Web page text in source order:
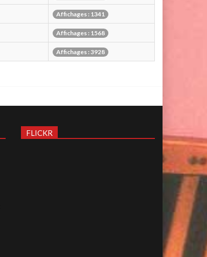
Affichages : 1341
Affichages : 1568
Affichages : 3928
FLICKR